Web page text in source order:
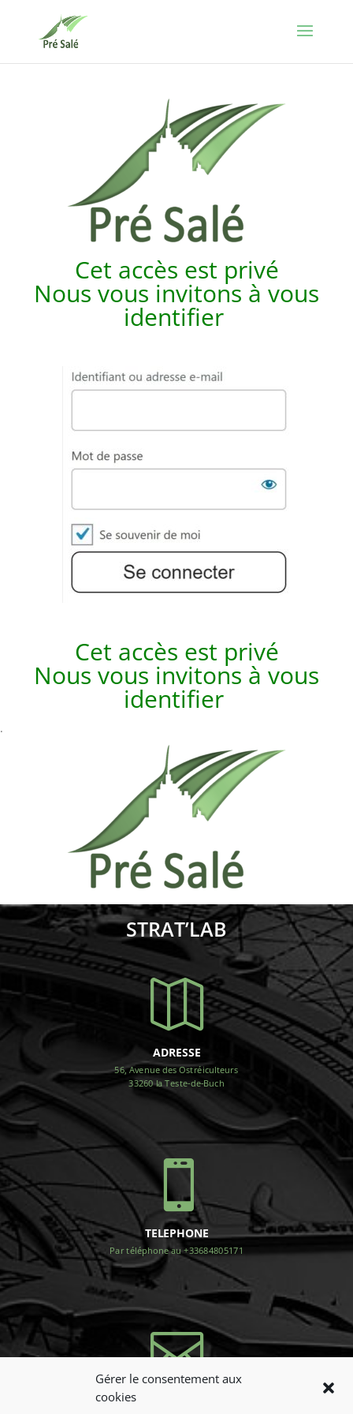
Gérer le consentement aux
cookies
Cet accès est privé
Nous vous invitons à vous
identifier
Cet accès est privé
Nous vous invitons à vous
identifier
.
STRAT’LAB

ADRESSE
56, Avenue des Ostréiculteurs
33260 la Teste-de-Buch

TELEPHONE
Par téléphone au +33684805171

NOUS CONTACTER